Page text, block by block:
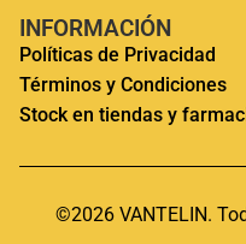
INFORMACIÓN
Políticas de Privacidad
Términos y Condiciones
Stock en tiendas y
©2026 VANTELIN.